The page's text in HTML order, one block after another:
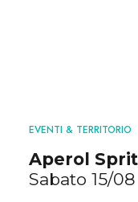
EVENTI & TERRITORIO
Aperol
Sabato 15/